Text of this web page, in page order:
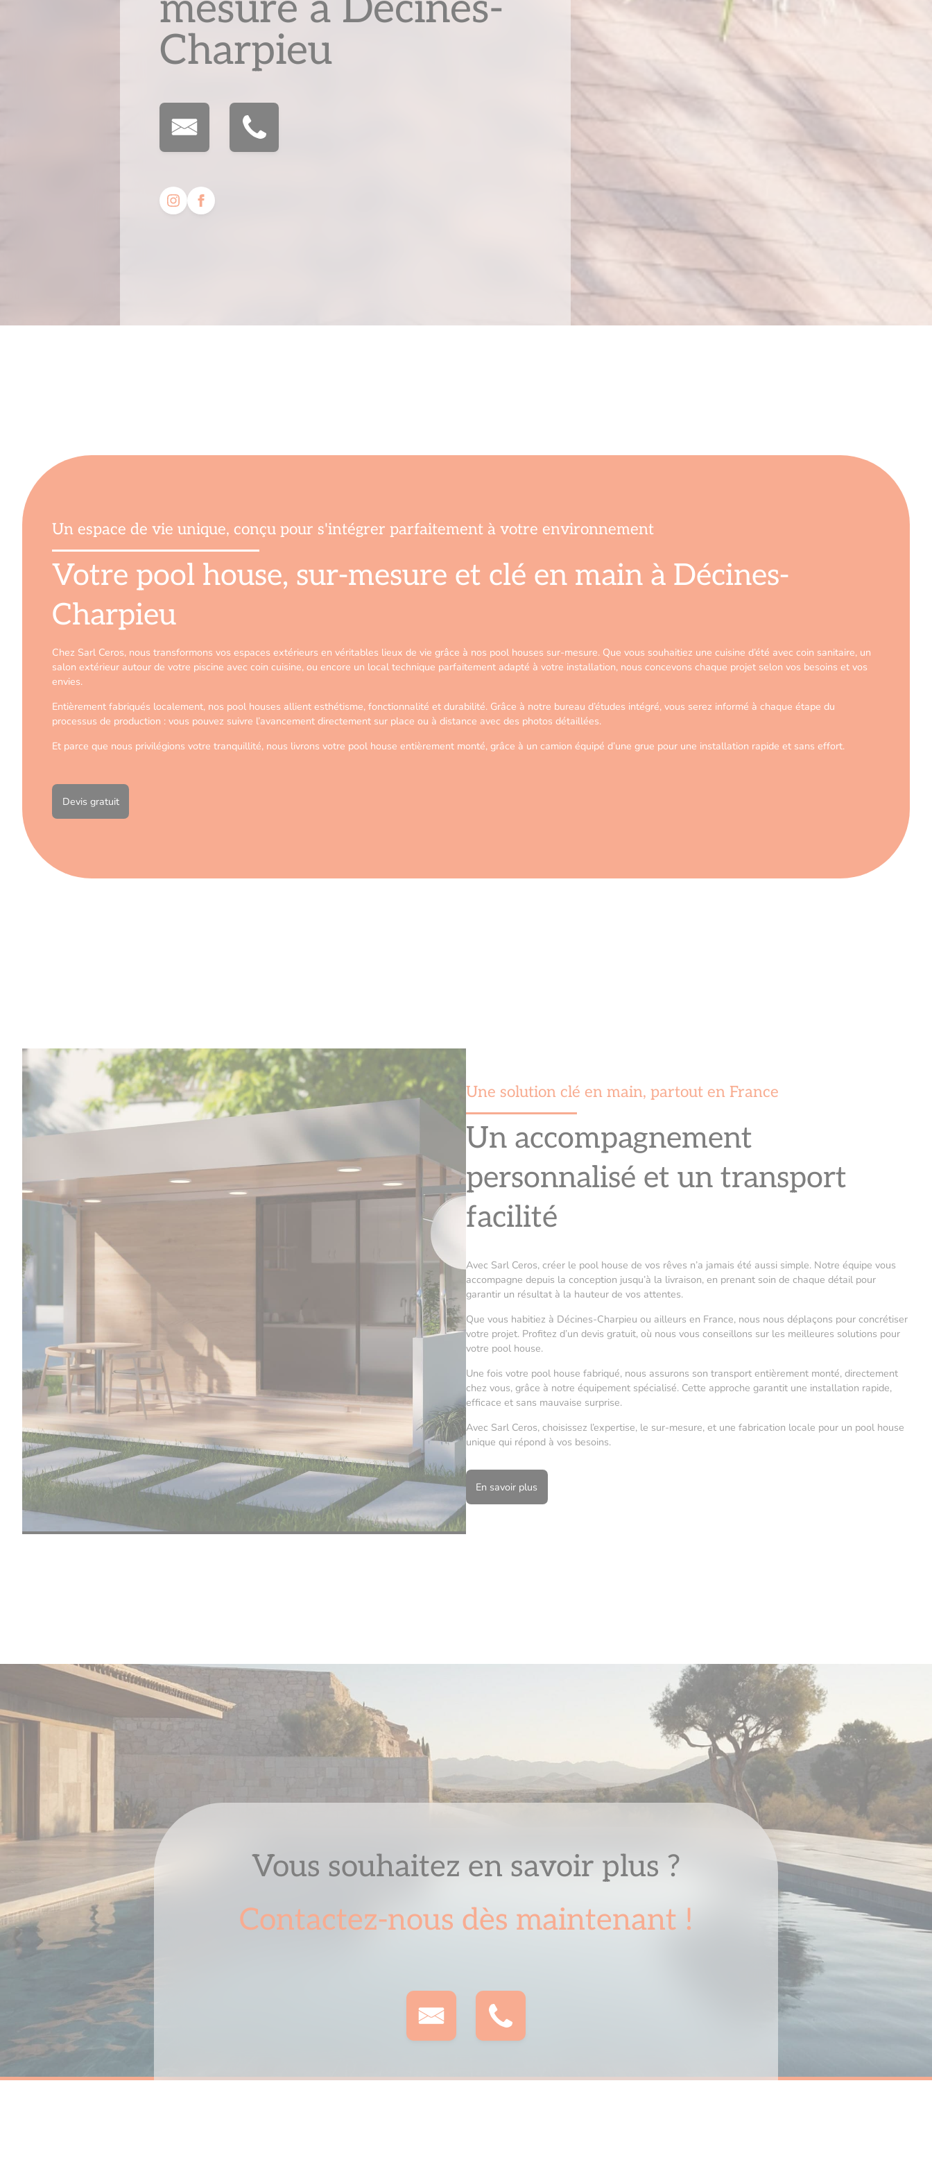
Charpieu
Un espace de vie unique, conçu pour s'intégrer parfaitement à votre environnement
Votre pool house, sur-mesure et clé en main à Décines-
Charpieu
Chez Sarl Ceros, nous transformons vos espaces extérieurs en véritables lieux de vie grâce à nos pool houses sur-mesure. Que vous souhaitiez une cuisine d’été avec coin sanitaire, un
salon extérieur autour de votre piscine avec coin cuisine, ou encore un local technique parfaitement adapté à votre installation, nous concevons chaque projet selon vos besoins et vos
envies.
Entièrement fabriqués localement, nos pool houses allient esthétisme, fonctionnalité et durabilité. Grâce à notre bureau d’études intégré, vous serez informé à chaque étape du
processus de production : vous pouvez suivre l’avancement directement sur place ou à distance avec des photos détaillées.
Et parce que nous privilégions votre tranquillité, nous livrons votre pool house entièrement monté, grâce à un camion équipé d’une grue pour une installation rapide et sans effort.
Devis gratuit
Une solution clé en main, partout en France
Un accompagnement
personnalisé et un transport
facilité
Avec Sarl Ceros, créer le pool house de vos rêves n’a jamais été aussi simple. Notre équipe vous
accompagne depuis la conception jusqu’à la livraison, en prenant soin de chaque détail pour
garantir un résultat à la hauteur de vos attentes.
Que vous habitiez à Décines-Charpieu ou ailleurs en France, nous nous déplaçons pour concrétiser
votre projet. Profitez d’un devis gratuit, où nous vous conseillons sur les meilleures solutions pour
votre pool house.
Une fois votre pool house fabriqué, nous assurons son transport entièrement monté, directement
chez vous, grâce à notre équipement spécialisé. Cette approche garantit une installation rapide,
efficace et sans mauvaise surprise.
Avec Sarl Ceros, choisissez l’expertise, le sur-mesure, et une fabrication locale pour un pool house
unique qui répond à vos besoins.
En savoir plus
Vous souhaitez en savoir plus ?
Contactez-nous dès maintenant !